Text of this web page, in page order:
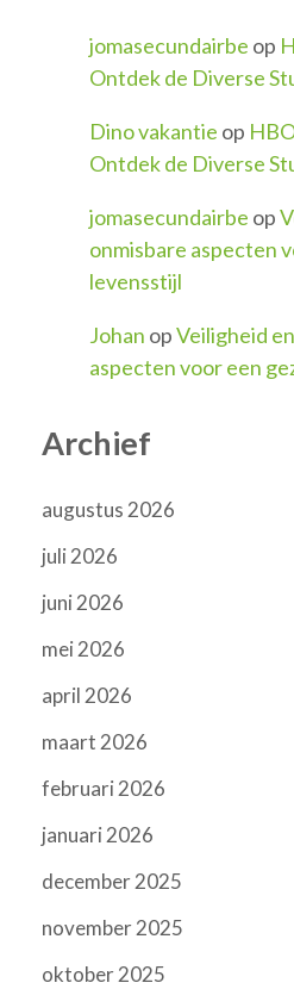
jomasecundairbe op
Ontdek de Diverse
Dino vakantie op
Ontdek de Diverse
jomasecundairbe op
onmisbare aspecten
levensstijl
Johan opVeiligheid
aspecten voor een
Archief
augustus 2026
juli 2026
juni 2026
mei 2026
april 2026
maart 2026
februari 2026
januari 2026
december 2025
november 2025
oktober 2025